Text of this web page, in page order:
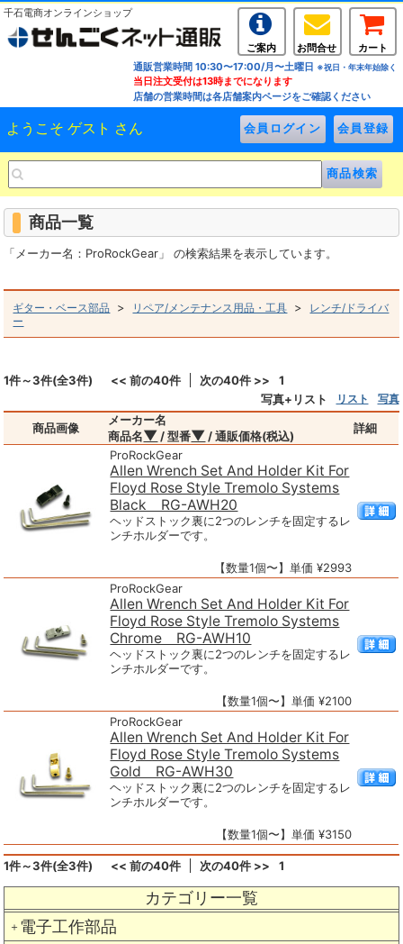
千石電商オンラインショップ
ご案内 お問合せ
カート
通販営業時間 10:30〜17:00/月〜土曜日 ※祝日・年末年始除く
当日注文受付は13時までになります
店舗の営業時間は各店舗案内ページをご確認ください
ようこそ ゲスト さん
カテゴリー一覧
＋ 電子工作部品
商品一覧
「メーカー名：ProRockGear」 の検索結果を表示しています。
ギター・ベース部品 > リペア/メンテナンス用品・工具 > レンチ/ドライバ
ー
1件～3件(全3件) << 前の40件 次の40件 >>
1
写真+リスト
リスト 写真
商品画像
メーカー名
商品名▼ / 型番▼ / 通販価格(税込)
詳細
ProRockGear
Allen Wrench Set And Holder Kit For
Floyd Rose Style Tremolo Systems
Black RG-AWH20
ヘッドストック裏に2つのレンチを固定するレ
ンチホルダーです。
【数量1個〜】単価 ¥2993
ProRockGear
Allen Wrench Set And Holder Kit For
Floyd Rose Style Tremolo Systems
Chrome RG-AWH10
ヘッドストック裏に2つのレンチを固定するレ
ンチホルダーです。
【数量1個〜】単価 ¥2100
ProRockGear
Allen Wrench Set And Holder Kit For
Floyd Rose Style Tremolo Systems
Gold RG-AWH30
ヘッドストック裏に2つのレンチを固定するレ
ンチホルダーです。
【数量1個〜】単価 ¥3150
1件～3件(全3件) << 前の40件 次の40件 >> 1